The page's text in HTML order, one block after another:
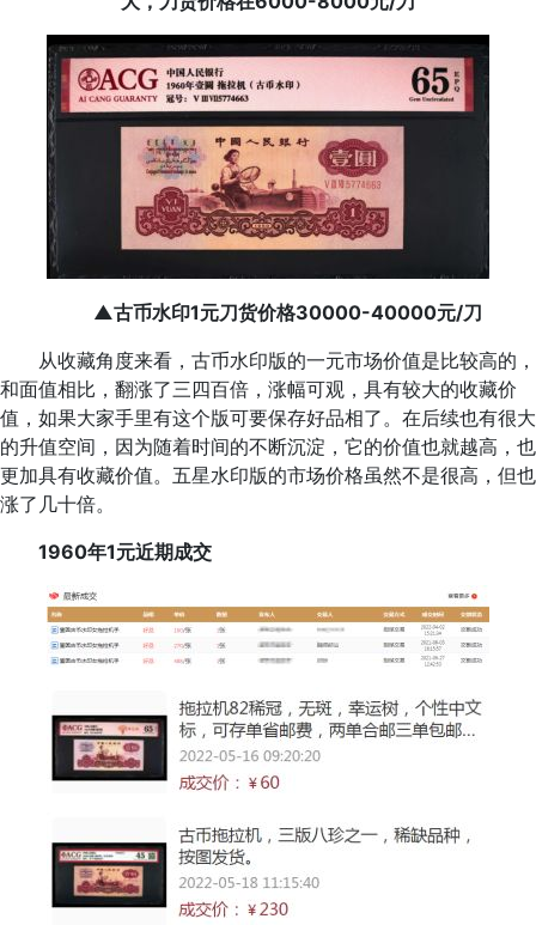
▲古币水印1元刀货价格30000-40000元/刀
从收藏角度来看，古币水印版的一元市场价值是比较高的，
和面值相比，翻涨了三四百倍，涨幅可观，具有较大的收藏价
值，如果大家手里有这个版可要保存好品相了。在后续也有很大
的升值空间，因为随着时间的不断沉淀，它的价值也就越高，也
更加具有收藏价值。五星水印版的市场价格虽然不是很高，但也
涨了几十倍。
1960年1元近期成交